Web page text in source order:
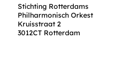
Stichting Rotterdams
Philharmonisch Orkest
Kruisstraat 2
3012CT Rotterdam